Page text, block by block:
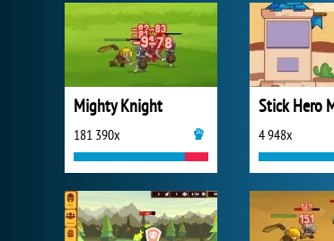
Mighty Knight
181 390x 4 948x